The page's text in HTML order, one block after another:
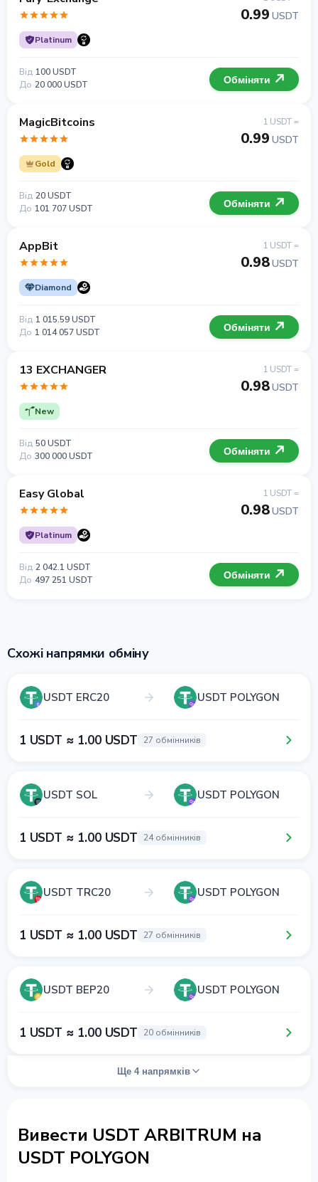
Platinum
0.99 USDT
Від 100 USDT
До 20 000 USDT Обміняти
MagicBitcoins
Gold
1 USDT =
0.99 USDT
Від 20 USDT
До 101 707 USDT Обміняти
AppBit
Diamond
1 USDT =
0.98USDT
Від 1 015.59 USDT
До 1 014 057 USDT Обміняти
13 EXCHANGER
New
1 USDT =
0.98USDT
Від 50 USDT
До 300 000 USDT Обміняти
Easy Global
Platinum
1 USDT =
0.98USDT
Від 2 042.1 USDT
До 497 251 USDT Обміняти
Схожі напрямки обміну
USDT ERC20 USDT POLYGON
1 USDT ≈ 1.00 USDT 27 обмінників
USDT SOL USDT POLYGON
1 USDT ≈ 1.00 USDT 24 обмінників
USDT TRC20 USDT POLYGON
1 USDT ≈ 1.00 USDT 27 обмінників
USDT BEP20 USDT POLYGON
1 USDT ≈ 1.00 USDT 20 обмінників
Ще 4 напрямків
Вивести USDT ARBITRUM на
USDT POLYGON